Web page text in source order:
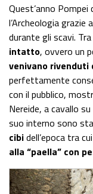
Quest’anno
l’Archeologia
durante gli scavi.
intatto, ovvero un
venivano rivenduti
perfettamente
con il pubblico,
Nereide, a cavallo
suo interno sono
cibidell’epoca tra cui
alla “paella” con